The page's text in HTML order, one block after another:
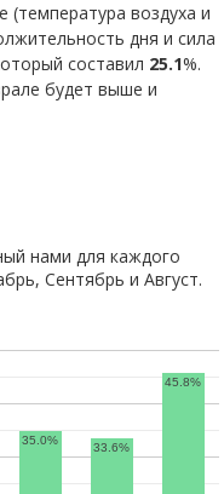
воздуха и
дня и сила
составил 25.1%.
будет выше и
нами для каждого
Сентябрь и Август.
35.0%
33.6%
45.8%